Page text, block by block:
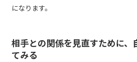
になります。
相手との関係を見直すために、
てみる